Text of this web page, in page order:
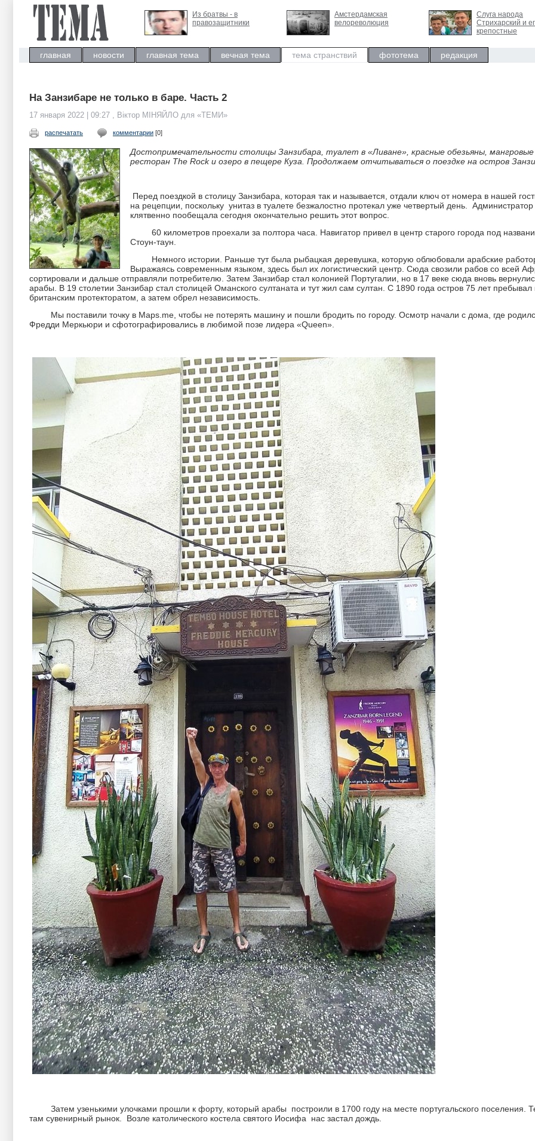
Из братвы - в
правозащитники
Амстердамская
велореволюция
Слуга народа
Стрихарский и
крепостные
главная новости главная тема вечная тема тема странствий фототема редакция
На Занзибаре не только в баре. Часть 2
17 января 2022 | 09:27 , Віктор МІНЯЙЛО для «ТЕМИ»
распечатать комментарии [0]
Достопримечательности столицы Занзибара, туалет в «Ливане», красные обезьяны, мангровые
ресторан The Rock и озеро в пещере Куза. Продолжаем отчитываться о поездке на остров
Перед поездкой в столицу Занзибара, которая так и называется, отдали ключ от номера в нашей
на рецепции, поскольку унитаз в туалете безжалостно протекал уже четвертый день. Администратор
клятвенно пообещала сегодня окончательно решить этот вопрос.
60 километров проехали за полтора часа. Навигатор привел в центр старого города под
Стоун-таун.
Немного истории. Раньше тут была рыбацкая деревушка, которую облюбовали арабские
Выражаясь современным языком, здесь был их логистический центр. Сюда свозили рабов со всей
сортировали и дальше отправляли потребителю. Затем Занзибар стал колонией Португалии, но в 17 веке сюда вновь
арабы. В 19 столетии Занзибар стал столицей Оманского султаната и тут жил сам султан. С 1890 года остров 75 лет пребывал
британским протекторатом, а затем обрел независимость.
Мы поставили точку в Maps.me, чтобы не потерять машину и пошли бродить по городу. Осмотр начали с дома, где
Фредди Меркьюри и сфотографировались в любимой позе лидера «Queen».
Затем узенькими улочками прошли к форту, который арабы построили в 1700 году на месте португальского поселения.
там сувенирный рынок. Возле католического костела святого Иосифа нас застал дождь.